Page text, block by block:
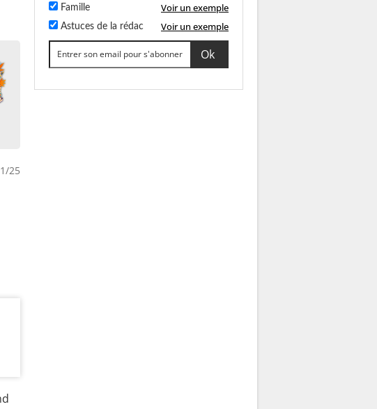
25
Famille Voir un exemple
Astuces de la rédac Voir un exemple